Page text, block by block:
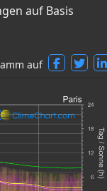
auf Basis
auf